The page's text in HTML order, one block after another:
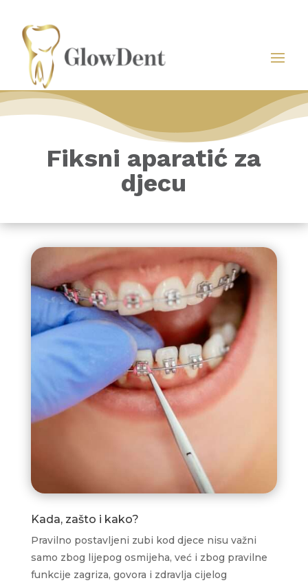
Fiksni aparatić za
djecu
Kada, zašto i kako?
Pravilno postavljeni zubi kod djece nisu važni
samo zbog lijepog osmijeha, već i zbog pravilne
funkcije zagriza, govora i zdravlja cijelog